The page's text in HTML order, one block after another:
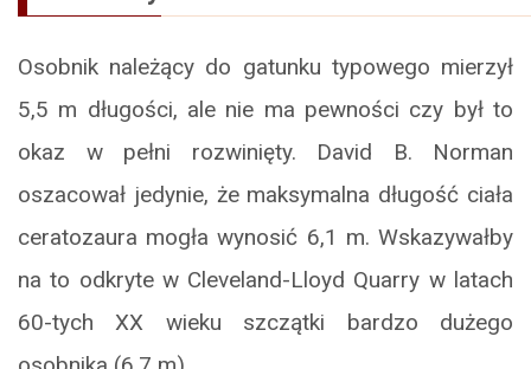
Osobnik należący do gatunku typowego mierzył
5,5 m długości, ale nie ma pewności czy był to
okaz w pełni rozwinięty. David B. Norman
oszacował jedynie, że maksymalna długość ciała
ceratozaura mogła wynosić 6,1 m. Wskazywałby
na to odkryte w Cleveland-Lloyd Quarry w latach
60-tych XX wieku szczątki bardzo dużego